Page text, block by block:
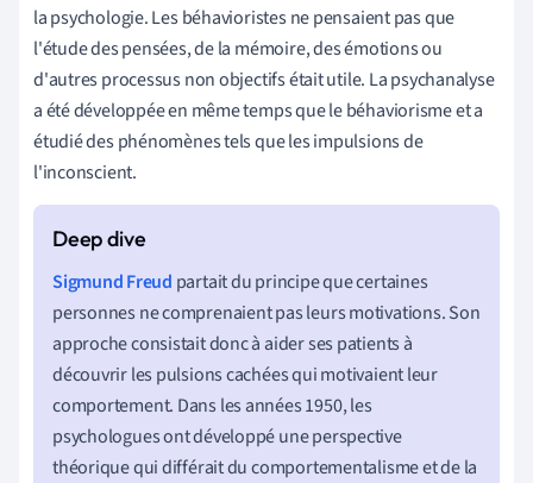
la psychologie. Les béhavioristes ne pensaient pas que
l'étude des pensées, de la mémoire, des émotions ou
d'autres processus non objectifs était utile. La psychanalyse
a été développée en même temps que le béhaviorisme et a
étudié des phénomènes tels que les impulsions de
l'inconscient.
Sigmund Freud partait du principe que certaines
personnes ne comprenaient pas leurs motivations. Son
approche consistait donc à aider ses patients à
découvrir les pulsions cachées qui motivaient leur
comportement. Dans les années 1950, les
psychologues ont développé une perspective
théorique qui différait du comportementalisme et de la